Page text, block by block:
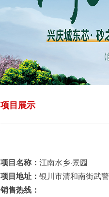
项目展示
项目名称： 江南水乡·景园
项目地址： 银川市清和南街武
销售热线：